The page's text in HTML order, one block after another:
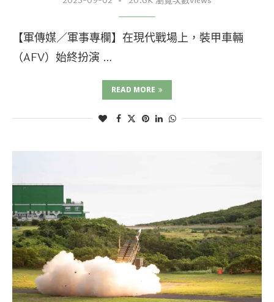
【軍傳媒／軍事專欄】在現代戰場上，裝甲車輛
（AFV）始終扮演 …
READ MORE